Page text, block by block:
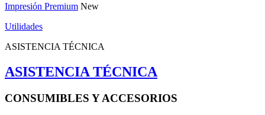
Impresión Premium New
Utilidades
ASISTENCIA TÉCNICA
ASISTENCIA TÉCNICA
CONSUMIBLES Y ACCESORIOS